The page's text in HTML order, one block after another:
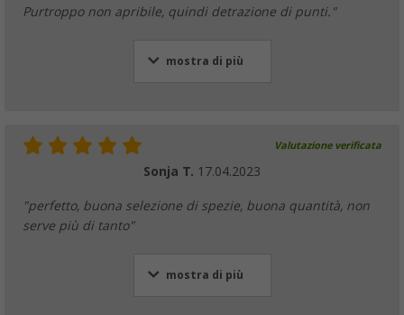
Purtroppo non apribile, quindi detrazione di punti."
mostra di più
Valutazione verificata
Sonja T. 17.04.2023
"perfetto, buona selezione di spezie, buona quantità, non
serve più di tanto"
mostra di più